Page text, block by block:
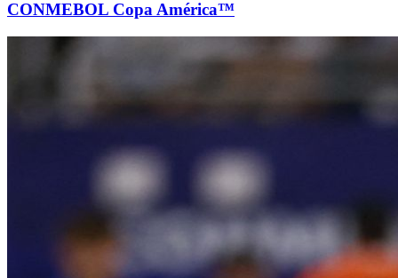
CONMEBOL Copa América™